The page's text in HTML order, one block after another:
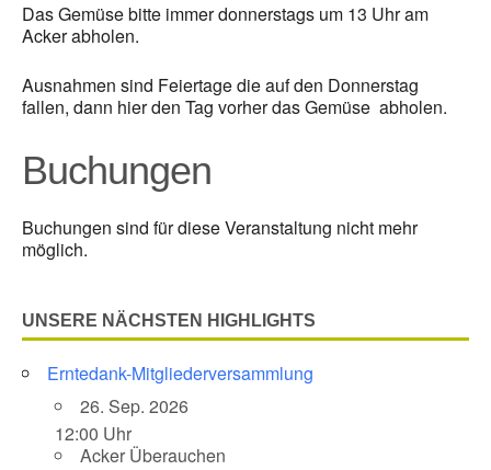
Das Gemüse bitte immer donnerstags um 13 Uhr am
Acker abholen.
Ausnahmen sind Feiertage die auf den Donnerstag
fallen, dann hier den Tag vorher das Gemüse abholen.
Buchungen
Buchungen sind für diese Veranstaltung nicht mehr
möglich.
UNSERE NÄCHSTEN HIGHLIGHTS
Erntedank-Mitgliederversammlung
26. Sep. 2026
12:00 Uhr
Acker Überauchen